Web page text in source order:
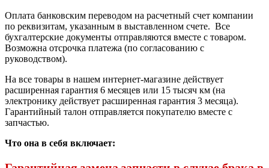
Оплата банковским переводом на расчетный счет компании
по реквизитам, указанным в выставленном счете. Все
бухгалтерские документы отправляются вместе с товаром.
Возможна отсрочка платежа (по согласованию с
руководством).
На все товары в нашем интернет-магазине действует
расширенная гарантия 6 месяцев или 15 тысяч км (на
электронику действует расширенная гарантия 3 месяца).
Гарантийный талон отправляется покупателю вместе с
запчастью.
Что она в себя включает: